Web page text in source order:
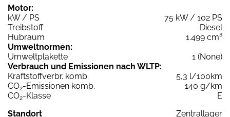
Motor:
kW / PS
75 kW / 102 PS
Treibstoff
Diesel
Hubraum
1.499 cm³
Umweltnormen:
Umweltplakette
1 (None)
Verbrauch und Emissionen nach WLTP:
Kraftstoffverbr. komb.
5,3 l/100km
CO2-Emissionen komb.
140 g/km
CO2-Klasse
E
Standort
Zentrallager